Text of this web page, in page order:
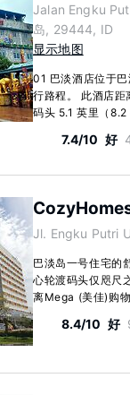
Jalan Engku
岛, 29444, ID
显示地图
01 巴淡酒店位于
行路程。 此酒店
码头 5.1 英里（
7.4/10 好
Jl. Engku Putri
巴淡岛一号住宅的
心轮渡码头仅咫尺
离Mega (美佳)购
8.4/10 好